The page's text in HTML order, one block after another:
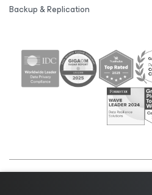
Backup & Replication